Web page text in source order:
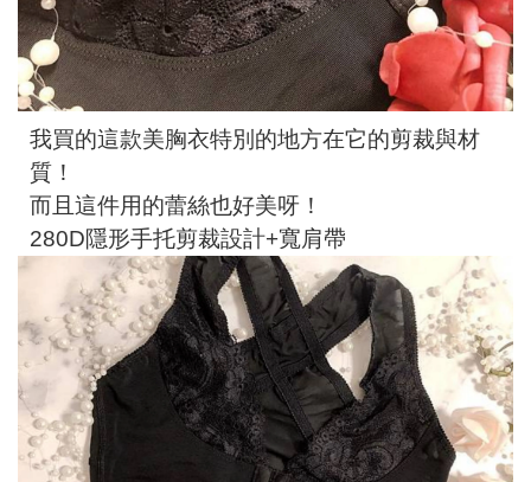
我買的這款美胸衣特別的地方在它的剪裁與材
質！
而且這件用的蕾絲也好美呀！
280D隱形手托剪裁設計+寬肩帶